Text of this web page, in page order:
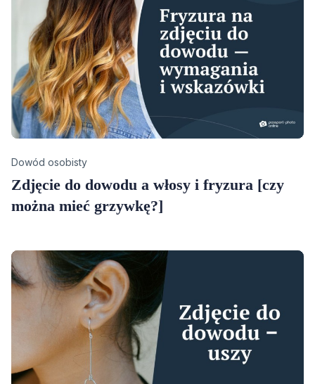
Category
Dowód osobisty
Zdjęcie do dowodu a włosy i fryzura [czy
można mieć grzywkę?]